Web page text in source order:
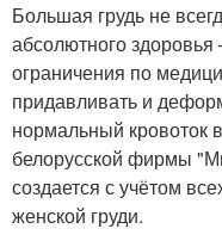
Большая грудь не
абсолютного
ограничения по
придавливать и
нормальный кровоток
белорусской фирмы
создается с учётом
женской груди.